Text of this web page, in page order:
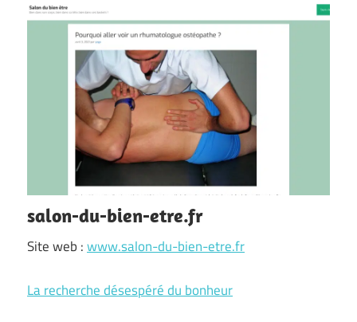
salon-du-bien-etre.fr
Site web :www.salon-du-bien-etre.fr
La recherche désespéré du bonheur